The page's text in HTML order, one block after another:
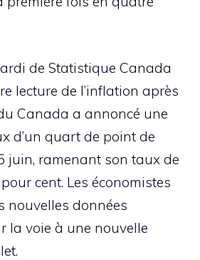
de Statistique Canada
lecture de l’inflation après
Canada a annoncé une
d’un quart de point de
juin, ramenant son taux de
cent. Les économistes
nouvelles données
la voie à une nouvelle